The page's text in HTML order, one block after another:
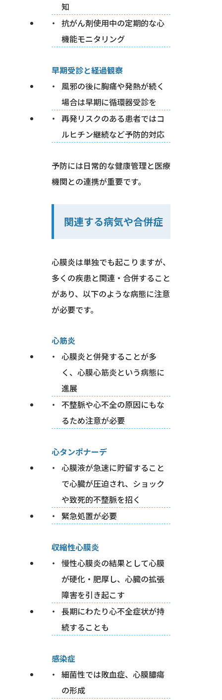
知
抗がん剤使用中の定期的な心
機能モニタリング
早期受診と経過観察
風邪の後に胸痛や発熱が続く
場合は早期に循環器受診を
再発リスクのある患者ではコ
ルヒチン継続など予防的対応
予防には日常的な健康管理と医療
機関との連携が重要です。
関連する病気や合併症
心膜炎は単独でも起こりますが、
多くの疾患と関連・合併すること
があり、以下のような病態に注意
が必要です。
心筋炎
心膜炎と併発することが多
く、心膜心筋炎という病態に
進展
不整脈や心不全の原因にもな
るため注意が必要
心タンポナーデ
心膜液が急速に貯留すること
で心臓が圧迫され、ショック
や致死的不整脈を招く
緊急処置が必要
収縮性心膜炎
慢性心膜炎の結果として心膜
が硬化・肥厚し、心臓の拡張
障害を引き起こす
長期にわたり心不全症状が持
続することも
感染症
細菌性では敗血症、心膜膿瘍
の形成